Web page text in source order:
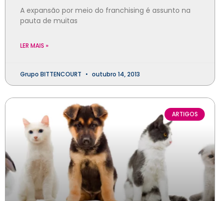
A expansão por meio do franchising é assunto na
pauta de muitas
LER MAIS »
Grupo BITTENCOURT outubro 14, 2013
ARTIGOS